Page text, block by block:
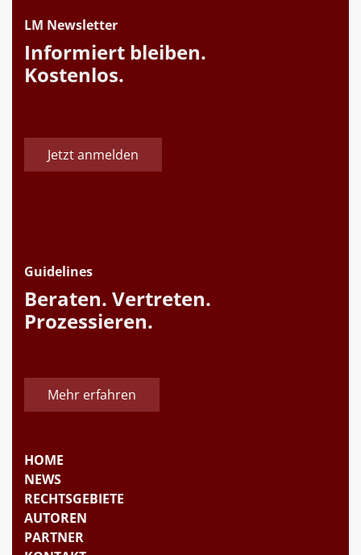
LM Newsletter
Informiert bleiben.
Kostenlos.
Jetzt anmelden
Guidelines
Beraten. Vertreten.
Prozessieren.
Mehr erfahren
HOME
NEWS
RECHTSGEBIETE
AUTOREN
PARTNER